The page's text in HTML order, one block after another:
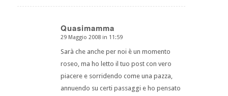
Quasimamma
dice:
29 Maggio 2008 in 11:59
Sarà che anche per noi è un momento
roseo, ma ho letto il tuo post con vero
piacere e sorridendo come una pazza,
annuendo su certi passaggi e ho pensato